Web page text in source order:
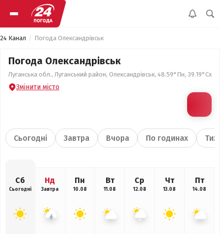
24 Канал Погода Олександрівськ
Погода Олександрівськ
Луганська обл., Луганський район, Олександрівськ, 48.59°Пн, 39.19°Сх
Змінити місто
Сьогодні Завтра Вчора По годинах
Сб
Сьогодні
Нд
Завтра
Пн
10.08
Вт
11.08
Ср
12.08
Чт
13.08
Пт
14.08